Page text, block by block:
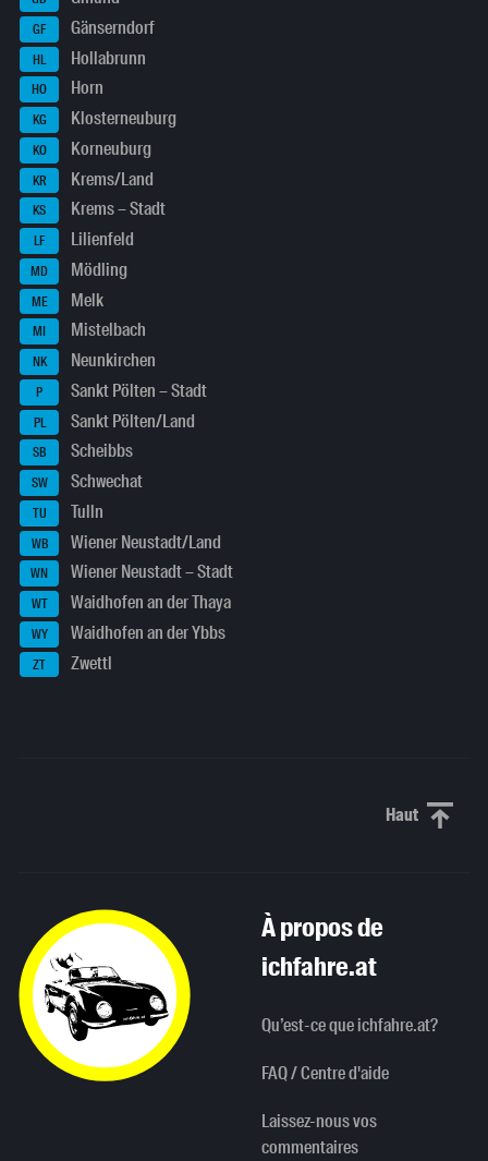
GF Gänserndorf
HL Hollabrunn
HO Horn
KG Klosterneuburg
KO Korneuburg
KR Krems/Land
KS Krems – Stadt
LF Lilienfeld
MD Mödling
ME Melk
MI Mistelbach
NK Neunkirchen
P Sankt Pölten – Stadt
PL Sankt Pölten/Land
SB Scheibbs
SW Schwechat
TU Tulln
WB Wiener Neustadt/Land
WN Wiener Neustadt – Stadt
WT Waidhofen an der Thaya
WY Waidhofen an der Ybbs
ZT Zwettl
HautHaut de
À propos de
ichfahre.at
Qu’est-ce que ichfahre.at?
FAQ / Centre d'aide
Laissez-nous vos
commentaires